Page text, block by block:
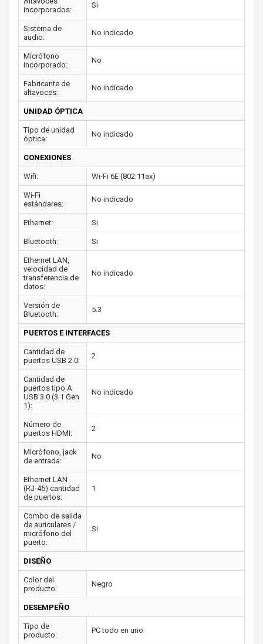
incorporados:
Si
Sistema de
audio:
No indicado
Micrófono
incorporado:
No
Fabricante de
altavoces:
No indicado
UNIDAD ÓPTICA
Tipo de unidad
óptica:
No indicado
CONEXIONES
Wifi: Wi-Fi 6E (802.11ax)
Wi-Fi
estándares:
No indicado
Ethernet: Si
Bluetooth: Si
Ethernet LAN,
velocidad de
transferencia de
datos:
No indicado
Versión de
Bluetooth:
5.3
PUERTOS E INTERFACES
Cantidad de
puertos USB 2.0:
2
Cantidad de
puertos tipo A
USB 3.0 (3.1 Gen
1):
No indicado
Número de
puertos HDMI:
2
Micrófono, jack
de entrada:
No
Ethernet LAN
(RJ-45) cantidad
de puertos:
1
Combo de salida
de auriculares /
micrófono del
puerto:
Si
DISEÑO
Color del
producto:
Negro
DESEMPEÑO
Tipo de
producto:
PC todo en uno